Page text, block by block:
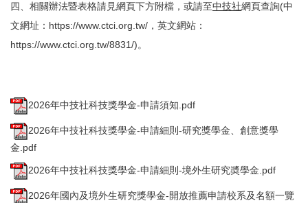
四、相關辦法暨表格請見網頁下方附檔，或請至中技社網頁查詢(中
文網址： https://www.ctci.org.tw/ ，英文網站：
https://www.ctci.org.tw/8831/)。
2026年中技社科技獎學金-申請須知.pdf
2026年中技社科技獎學金-申請細則-研究獎學金、創意獎學
金.pdf
2026年中技社科技獎學金-申請細則-境外生研究奬學金.pdf
2026年國內及境外生研究獎學金-開放推薦申請校系及名額一覽